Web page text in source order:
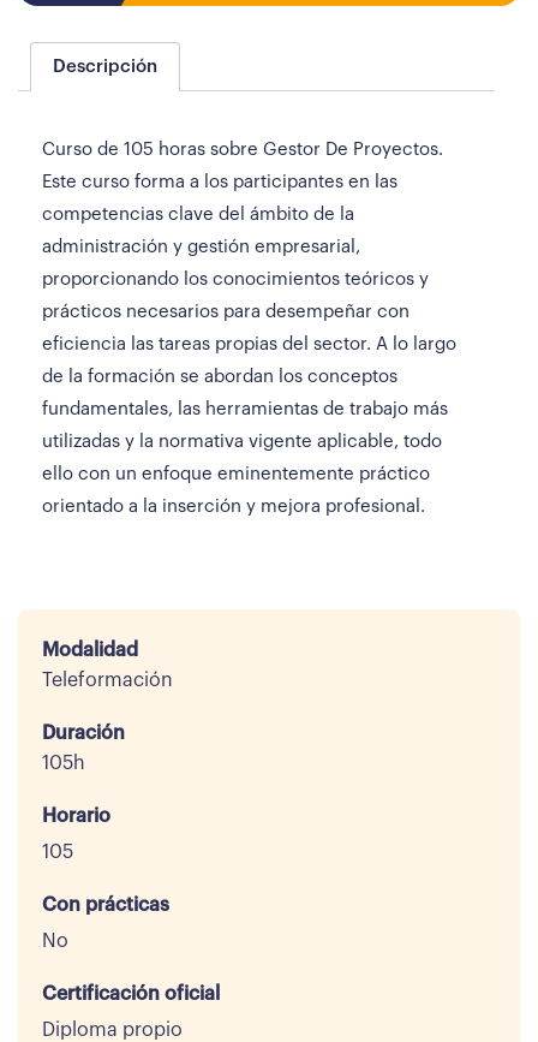
Descripción
Curso de 105 horas sobre Gestor De Proyectos.
Este curso forma a los participantes en las
competencias clave del ámbito de la
administración y gestión empresarial,
proporcionando los conocimientos teóricos y
prácticos necesarios para desempeñar con
eficiencia las tareas propias del sector. A lo largo
de la formación se abordan los conceptos
fundamentales, las herramientas de trabajo más
utilizadas y la normativa vigente aplicable, todo
ello con un enfoque eminentemente práctico
orientado a la inserción y mejora profesional.
Modalidad
Teleformación
Duración
105h
Horario
105
Con prácticas
No
Certificación oficial
Diploma propio